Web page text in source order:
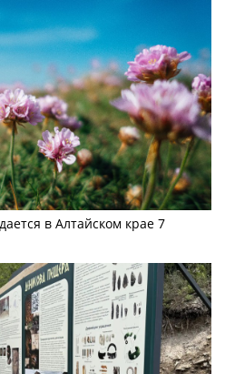
в Алтайском крае 7